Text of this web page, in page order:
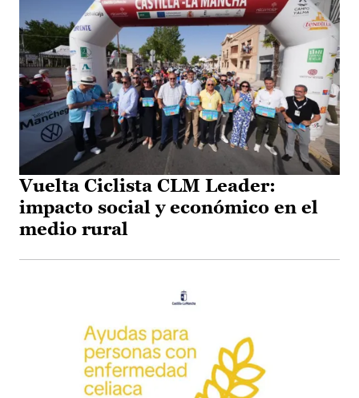
Vuelta Ciclista CLM Leader:
impacto social y económico en el
medio rural